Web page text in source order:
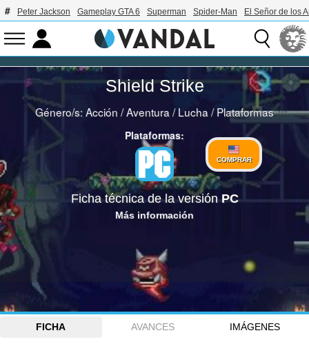
Peter Jackson Gameplay GTA 6 Superman Spider-Man El Señor de los
Shield Strike
Género/s:Acción /Aventura /Lucha /Plataformas
Plataformas:
COMPRAR
Ficha técnica de la versiónPC
Más información
FICHA AVANCES IMÁGENES